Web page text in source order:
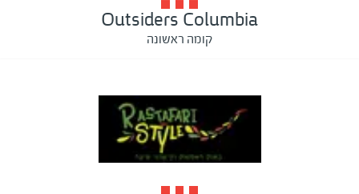
Outsiders Columbia
קומה ראשונה